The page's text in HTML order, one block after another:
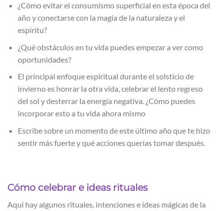
¿Cómo evitar el consumismo superficial en esta época del
año y conectarse con la magia de la naturaleza y el
espíritu?
¿Qué obstáculos en tu vida puedes empezar a ver como
oportunidades?
El principal enfoque espiritual durante el solsticio de
invierno es honrar la otra vida, celebrar el lento regreso
del sol y desterrar la energía negativa. ¿Cómo puedes
incorporar esto a tu vida ahora mismo
Escribe sobre un momento de este último año que te hizo
sentir más fuerte y qué acciones querías tomar después.
Cómo celebrar e ideas rituales
Aquí hay algunos rituales, intenciones e ideas mágicas de la